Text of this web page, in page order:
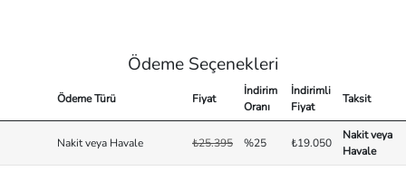
Ödeme Seçenekleri
Ödeme Türü Fiyat
İndirim
Oranı
İndirimli
Fiyat
Taksit
Nakit veya Havale ₺25.395 %25 ₺19.050
Nakit veya
Havale